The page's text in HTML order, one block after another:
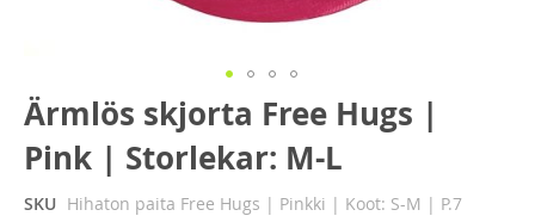
Ärmlös skjorta Free Hugs |
Pink | Storlekar: M-L
SKU Hihaton paita Free Hugs | Pinkki | Koot: S-M | P.7
Hoppa
till
början
av
bildgalleriet